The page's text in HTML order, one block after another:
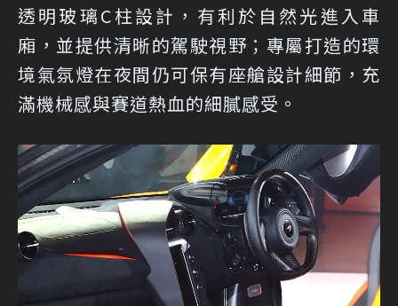
透明玻璃C柱設計，有利於自然光進入車
廂，並提供清晰的駕駛視野；專屬打造的環
境氣氛燈在夜間仍可保有座艙設計細節，充
滿機械感與賽道熱血的細膩感受。